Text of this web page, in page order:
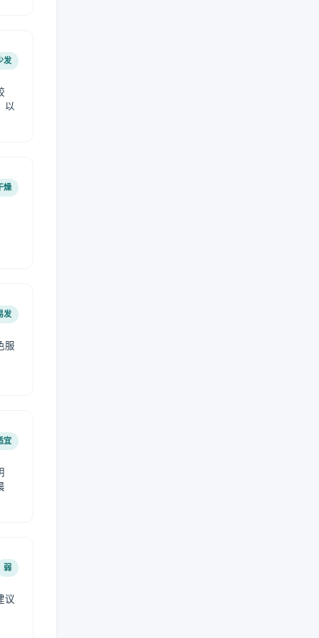
发
以
燥
发
服
宜
弱
议